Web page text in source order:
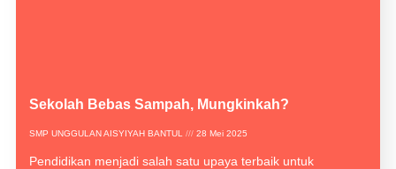
Sekolah Bebas Sampah, Mungkinkah?
SMP UNGGULAN AISYIYAH BANTUL 28 Mei 2025
Pendidikan menjadi salah satu upaya terbaik untuk